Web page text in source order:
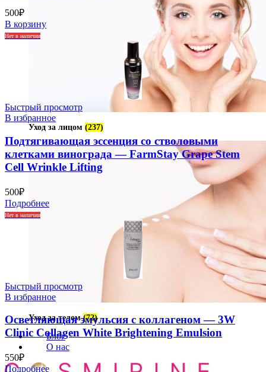
Уход за лицом (237)
Уход за телом(72)
Блог
О нас
500₽
В корзину
Нет в наличии
Быстрый просмотр
В избранное
Подтягивающая эссенция со стволовыми
клетками винограда — FarmStay Grape Stem
Cell Wrinkle Lifting
500₽
Подробнее
Нет в наличии
Быстрый просмотр
В избранное
Осветляющая эмульсия с коллагеном — 3W
Clinic Collagen White Brightening Emulsion
550₽
Подробнее